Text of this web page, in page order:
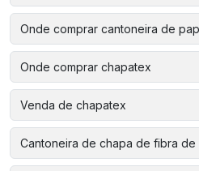
Onde comprar cantoneira de
Onde comprar chapatex
Venda de chapatex
Cantoneira de chapa de fibra de